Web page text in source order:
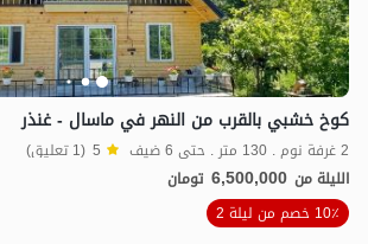
كوخ خشبي بالقرب من النهر في ماسال - غنذر
2 غرفة نوم . 130 متر . حتى 6 ضيف 5 (1 تعليق)
الليلة من 6,500,000 تومان
10٪ خصم من ليلة 2